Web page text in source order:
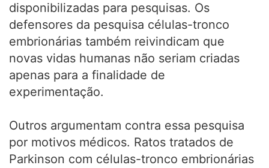
disponibilizadas para pesquisas. Os
defensores da pesquisa células-tronco
embrionárias também reivindicam que
novas vidas humanas não seriam criadas
apenas para a finalidade de
experimentação.
Outros argumentam contra essa pesquisa
por motivos médicos. Ratos tratados de
Parkinson com células-tronco embrionárias